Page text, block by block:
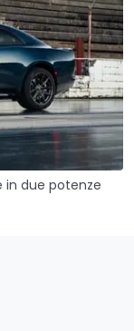
in due potenze